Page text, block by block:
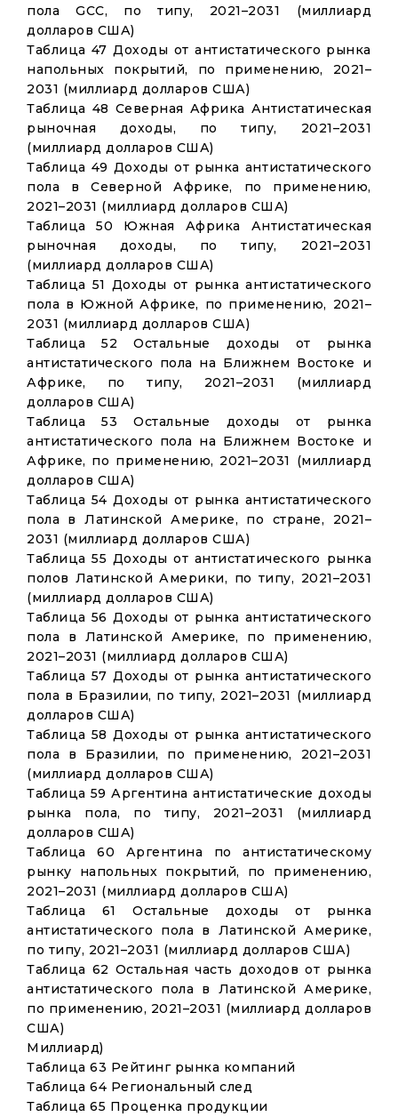
пола GCC, по типу, 2021–2031 (миллиард
долларов США)
Таблица 47 Доходы от антистатического рынка
напольных покрытий, по применению, 2021–
2031 (миллиард долларов США)
Таблица 48 Северная Африка Антистатическая
рыночная доходы, по типу, 2021–2031
(миллиард долларов США)
Таблица 49 Доходы от рынка антистатического
пола в Северной Африке, по применению,
2021–2031 (миллиард долларов США)
Таблица 50 Южная Африка Антистатическая
рыночная доходы, по типу, 2021–2031
(миллиард долларов США)
Таблица 51 Доходы от рынка антистатического
пола в Южной Африке, по применению, 2021–
2031 (миллиард долларов США)
Таблица 52 Остальные доходы от рынка
антистатического пола на Ближнем Востоке и
Африке, по типу, 2021–2031 (миллиард
долларов США)
Таблица 53 Остальные доходы от рынка
антистатического пола на Ближнем Востоке и
Африке, по применению, 2021–2031 (миллиард
долларов США)
Таблица 54 Доходы от рынка антистатического
пола в Латинской Америке, по стране, 2021–
2031 (миллиард долларов США)
Таблица 55 Доходы от антистатического рынка
полов Латинской Америки, по типу, 2021–2031
(миллиард долларов США)
Таблица 56 Доходы от рынка антистатического
пола в Латинской Америке, по применению,
2021–2031 (миллиард долларов США)
Таблица 57 Доходы от рынка антистатического
пола в Бразилии, по типу, 2021–2031 (миллиард
долларов США)
Таблица 58 Доходы от рынка антистатического
пола в Бразилии, по применению, 2021–2031
(миллиард долларов США)
Таблица 59 Аргентина антистатические доходы
рынка пола, по типу, 2021–2031 (миллиард
долларов США)
Таблица 60 Аргентина по антистатическому
рынку напольных покрытий, по применению,
2021–2031 (миллиард долларов США)
Таблица 61 Остальные доходы от рынка
антистатического пола в Латинской Америке,
по типу, 2021–2031 (миллиард долларов США)
Таблица 62 Остальная часть доходов от рынка
антистатического пола в Латинской Америке,
по применению, 2021–2031 (миллиард долларов
США)
Миллиард)
Таблица 63 Рейтинг рынка компаний
Таблица 64 Региональный след
Таблица 65 Проценка продукции